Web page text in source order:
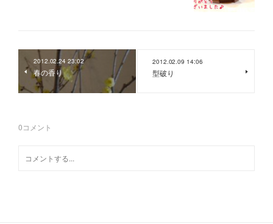
2012.02.24 23:02
春の香り
2012.02.09 14:06
型破り
0コメント